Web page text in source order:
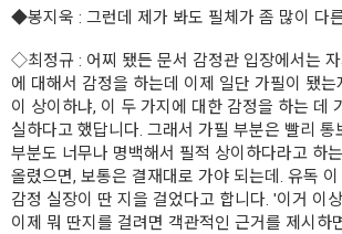
◆봉지욱 : 그런데 제가 봐도 필체가 좀 많이 다
◇최정규 : 어찌 됐든 문서 감정관 입장에서는
에 대해서 감정을 하는데 이제 일단 가필이 됐는
이 상이하냐, 이 두 가지에 대한 감정을 하는 데
실하다고 했답니다. 그래서 가필 부분은 빨리 통
부분도 너무나 명백해서 필적 상이하다라고 하
올렸으면, 보통은 결재대로 가야 되는데. 유독
감정 실장이 딴 지을 걸었다고 합니다. '이거 이
이제 뭐 딴지를 걸려면 객관적인 근거를 제시하